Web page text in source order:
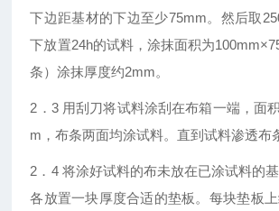
下边距基材的下边至少75mm。然后取
下放置24h的试料，涂抹面积为
条）涂抹厚度约2mm。
2．3 用刮刀将试料涂刮在布箱一端，面
m，布条两面均涂试料。直到试料渗透布
2．4 将涂好试料的布未放在已涂试料的
各放置一块厚度合适的垫板。每块垫板